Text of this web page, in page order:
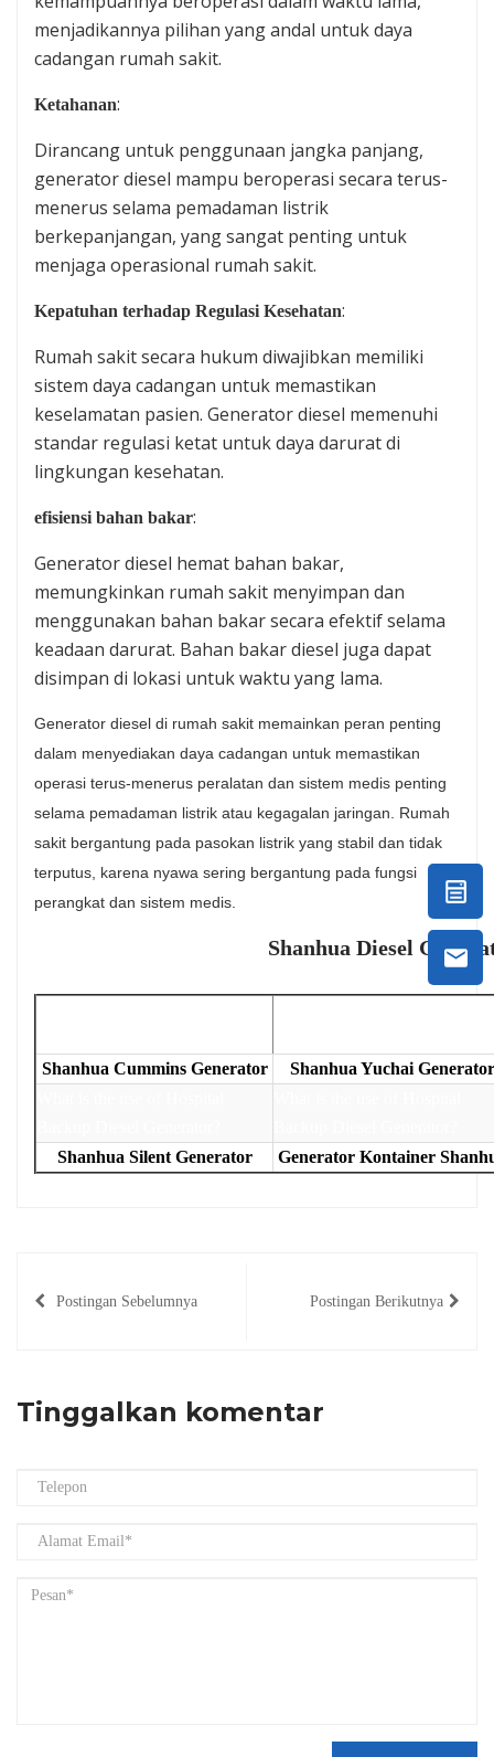
menjadikannya pilihan yang andal untuk daya
cadangan rumah sakit.
Ketahanan:
Dirancang untuk penggunaan jangka panjang,
generator diesel mampu beroperasi secara terus-
menerus selama pemadaman listrik
berkepanjangan, yang sangat penting untuk
menjaga operasional rumah sakit.
Kepatuhan terhadap Regulasi Kesehatan:
Rumah sakit secara hukum diwajibkan memiliki
sistem daya cadangan untuk memastikan
keselamatan pasien. Generator diesel memenuhi
standar regulasi ketat untuk daya darurat di
lingkungan kesehatan.
efisiensi bahan bakar:
Generator diesel hemat bahan bakar,
memungkinkan rumah sakit menyimpan dan
menggunakan bahan bakar secara efektif selama
keadaan darurat. Bahan bakar diesel juga dapat
disimpan di lokasi untuk waktu yang lama.
Generator diesel di rumah sakit memainkan peran penting
dalam menyediakan daya cadangan untuk memastikan
operasi terus-menerus peralatan dan sistem medis penting
selama pemadaman listrik atau kegagalan jaringan. Rumah
sakit bergantung pada pasokan listrik yang stabil dan tidak
terputus, karena nyawa sering bergantung pada fungsi
perangkat dan sistem medis.
Shanhua Diesel
Shanhua Cummins Generator Shanhua Yuchai Generator
Shanhua Silent Generator Generator Kontainer
Postingan Sebelumnya Postingan Berikutnya
Tinggalkan komentar